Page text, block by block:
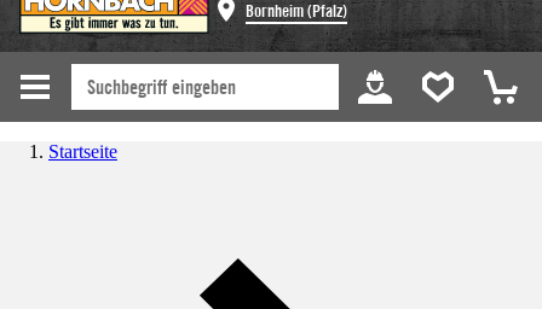
Bornheim (Pfalz)
Startseite